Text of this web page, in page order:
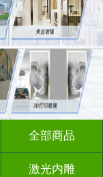
全部商品
激光内雕